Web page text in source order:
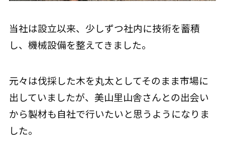
当社は設立以来、少しずつ社内に技術を蓄積
し、機械設備を整えてきました。
元々は伐採した木を丸太としてそのまま市場に
出していましたが、美山里山舎さんとの出会い
から製材も自社で行いたいと思うようになりま
した。